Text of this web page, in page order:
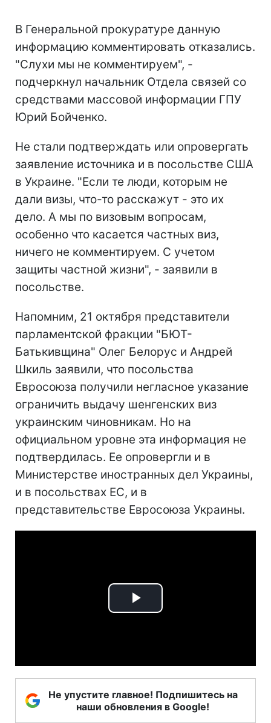
В Генеральной прокуратуре данную
информацию комментировать отказались.
"Слухи мы не комментируем", -
подчеркнул начальник Отдела связей со
средствами массовой информации ГПУ
Юрий Бойченко.
Не стали подтверждать или опровергать
заявление источника и в посольстве США
в Украине. "Если те люди, которым не
дали визы, что-то расскажут - это их
дело. А мы по визовым вопросам,
особенно что касается частных виз,
ничего не комментируем. С учетом
защиты частной жизни", - заявили в
посольстве.
Напомним, 21 октября представители
парламентской фракции "БЮТ-
Батькивщина" Олег Белорус и Андрей
Шкиль заявили, что посольства
Евросоюза получили негласное указание
ограничить выдачу шенгенских виз
украинским чиновникам. Но на
официальном уровне эта информация не
подтвердилась. Ее опровергли и в
Министерстве иностранных дел Украины,
и в посольствах ЕС, и в
представительстве Евросоюза Украины.
Play
Не упустите главное! Подпишитесь на
наши обновления в Google!